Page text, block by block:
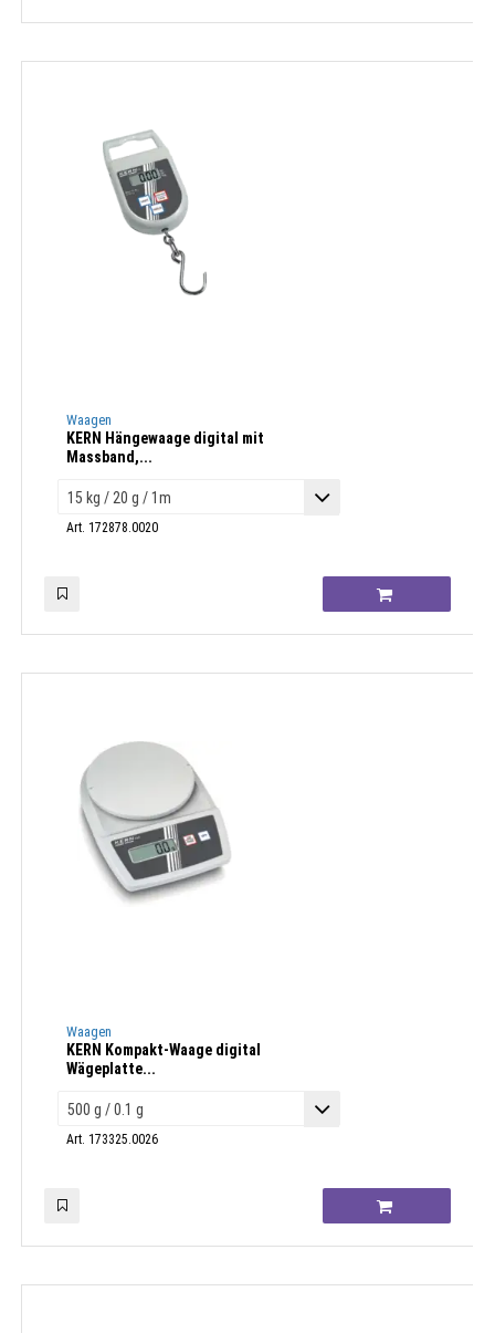
Waagen
KERN Hängewaage digital mit
Massband,...
Art. 172878.0020
Waagen
KERN Kompakt-Waage digital
Wägeplatte...
Art. 173325.0026